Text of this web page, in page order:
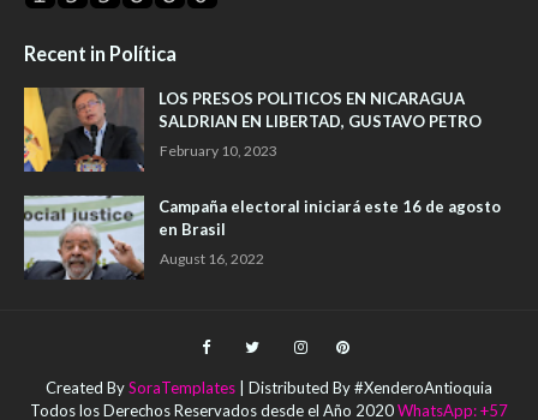
Recent in Política
LOS PRESOS POLITICOS EN NICARAGUA
SALDRIAN EN LIBERTAD, GUSTAVO PETRO
February 10, 2023
Campaña electoral iniciará este 16 de agosto
en Brasil
August 16, 2022
Created BySoraTemplates | Distributed By #XenderoAntioquia
Todos los Derechos Reservados desde el Año 2020WhatsApp: +57